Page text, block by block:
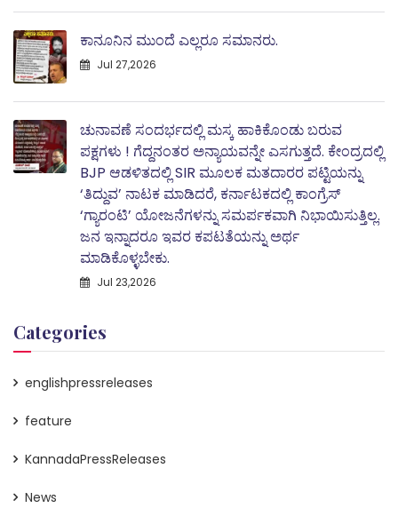
ಕಾನೂನಿನ ಮುಂದೆ ಎಲ್ಲರೂ ಸಮಾನರು.
Jul 27,2026
ಚುನಾವಣೆ ಸಂದರ್ಭದಲ್ಲಿ ಮಸ್ಕ ಹಾಕಿಕೊಂಡು ಬರುವ
ಪಕ್ಷಗಳು ! ಗೆದ್ದನಂತರ ಅನ್ಯಾಯವನ್ನೇ ಎಸಗುತ್ತದೆ. ಕೇಂದ್ರದಲ್ಲಿ
BJP ಆಡಳಿತದಲ್ಲಿ SIR ಮೂಲಕ ಮತದಾರರ ಪಟ್ಟಿಯನ್ನು
‘ತಿದ್ದುವ’ ನಾಟಕ ಮಾಡಿದರೆ, ಕರ್ನಾಟಕದಲ್ಲಿ ಕಾಂಗ್ರೆಸ್‌
‘ಗ್ಯಾರಂಟಿ’ ಯೋಜನೆಗಳನ್ನು ಸಮರ್ಪಕವಾಗಿ ನಿಭಾಯಿಸುತ್ತಿಲ್ಲ.
ಜನ ಇನ್ನಾದರೂ ಇವರ ಕಪಟತೆಯನ್ನು ಅರ್ಥ
ಮಾಡಿಕೊಳ್ಳಬೇಕು.
Jul 23,2026
Categories
englishpressreleases
feature
KannadaPressReleases
News